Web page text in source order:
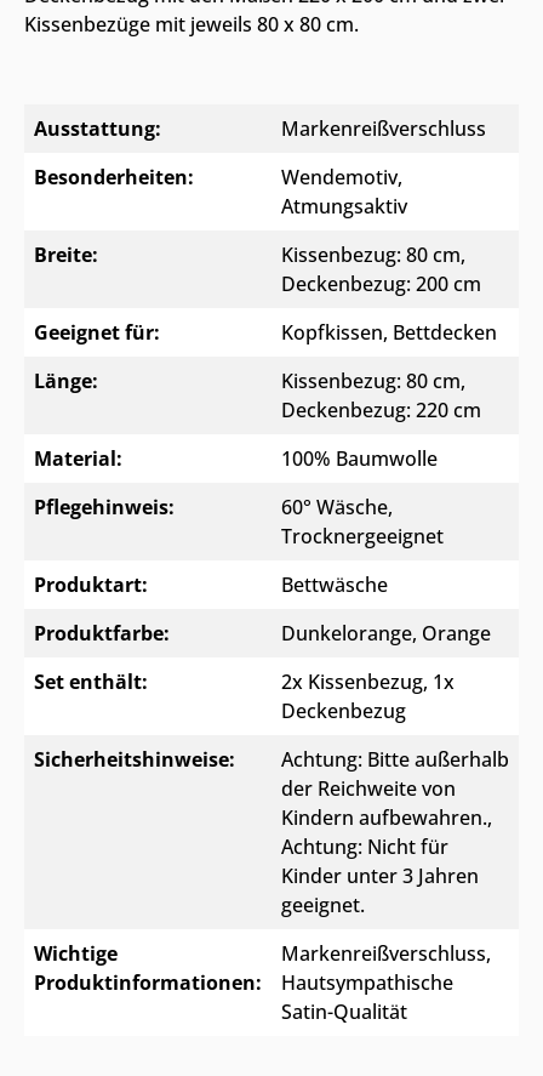
Kissenbezüge mit jeweils 80 x 80 cm.
Ausstattung:
Markenreißverschluss
Besonderheiten:
Wendemotiv,
Atmungsaktiv
Breite:
Kissenbezug: 80 cm,
Deckenbezug: 200 cm
Geeignet für:
Kopfkissen, Bettdecken
Länge:
Kissenbezug: 80 cm,
Deckenbezug: 220 cm
Material:
100% Baumwolle
Pflegehinweis:
60° Wäsche,
Trocknergeeignet
Produktart:
Bettwäsche
Produktfarbe:
Dunkelorange, Orange
Set enthält:
2x Kissenbezug, 1x
Deckenbezug
Sicherheitshinweise:
Achtung: Bitte außerhalb
der Reichweite von
Kindern aufbewahren.,
Achtung: Nicht für
Kinder unter 3 Jahren
geeignet.
Wichtige
Produktinformationen:
Markenreißverschluss,
Hautsympathische
Satin-Qualität